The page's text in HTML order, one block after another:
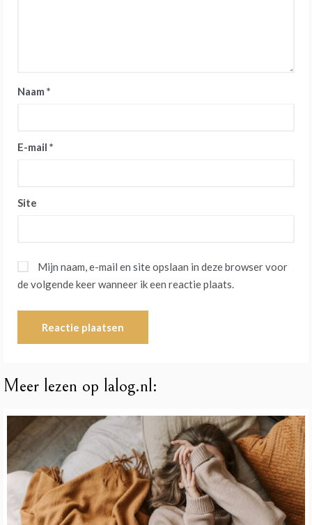
Naam *
E-mail *
Site
Mijn naam, e-mail en site opslaan in deze browser voor
de volgende keer wanneer ik een reactie plaats.
Meer lezen op lalog.nl: